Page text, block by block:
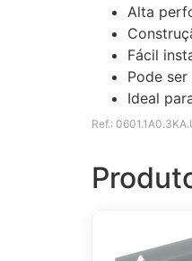
Alta
Fácil
Pode
Ideal
Ref.: